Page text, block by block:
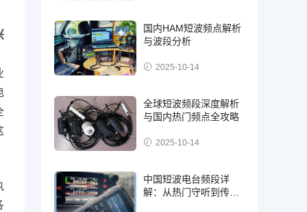
国内HAM短波频点解析
与波段分析
2025-10-14
全球短波频段深度解析
与国内热门频点全攻略
2025-10-14
中国短波电台频段详
解：从热门守听到传播